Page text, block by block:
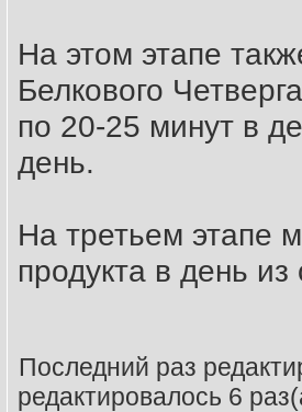
На этом этапе
Белкового
по 20-25 минут в
день.
На третьем этапе
продукта в день
Последний раз
редактировалось 6